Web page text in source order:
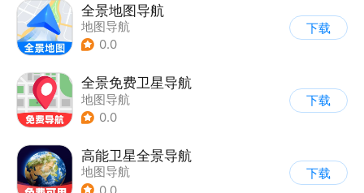
全景地图导航
地图导航
0.0
下载
全景免费卫星导航
地图导航
0.0
下载
高能卫星全景导航
地图导航
下载